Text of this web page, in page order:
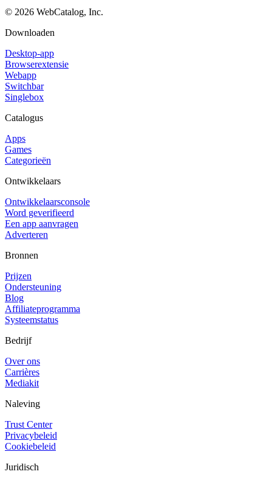
© 2026 WebCatalog, Inc.
Downloaden
Desktop-app
Browserextensie
Webapp
Switchbar
Singlebox
Catalogus
Apps
Games
Categorieën
Ontwikkelaars
Ontwikkelaarsconsole
Word geverifieerd
Een app aanvragen
Adverteren
Bronnen
Prijzen
Ondersteuning
Blog
Affiliateprogramma
Systeemstatus
Bedrijf
Over ons
Carrières
Mediakit
Naleving
Trust Center
Privacybeleid
Cookiebeleid
Juridisch